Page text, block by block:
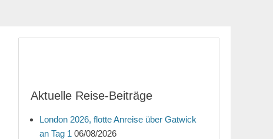
Aktuelle Reise-Beiträge
London 2026, flotte Anreise über Gatwick
an Tag 1 06/08/2026